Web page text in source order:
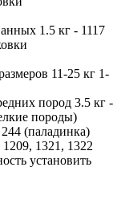
1.5 кг - 1117
11-25 кг 1-
пород 3.5 кг -
породы)
(паладинка)
1209, 1321, 1322
установить